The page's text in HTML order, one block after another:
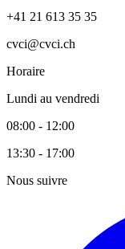
+41 21 613 35 35
cvci@cvci.ch
Horaire
Lundi au vendredi
08:00 - 12:00
13:30 - 17:00
Nous suivre